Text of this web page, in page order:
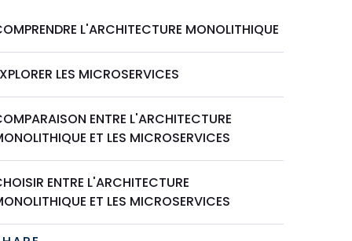
L'ARCHITECTURE MONOLITHIQUE
LES MICROSERVICES
ENTRE L'ARCHITECTURE
ET LES MICROSERVICES
ENTRE L'ARCHITECTURE
ET LES MICROSERVICES